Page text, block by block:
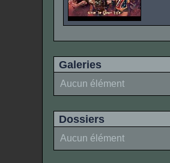
Galeries
Aucun élément
Dossiers
Aucun élément